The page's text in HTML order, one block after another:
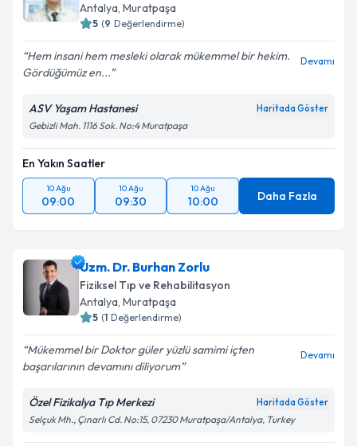
Antalya, Muratpaşa
5 (9 Değerlendirme)
Hem insani hem mesleki olarak mükemmel bir hekim.
Gördüğümüz en...
Devamı
ASV Yaşam Hastanesi Haritada Göster
Gebizli Mah. 1116 Sok. No:4 Muratpaşa
En Yakın Saatler
10 Ağu
09:00
10 Ağu
09:30
10 Ağu
10:00 Daha Fazla
Uzm. Dr. Burhan Zorlu
Fiziksel Tıp ve Rehabilitasyon
Antalya, Muratpaşa
5 (1 Değerlendirme)
Mükemmel bir Doktor güler yüzlü samimi içten
başarılarının devamını diliyorum
Devamı
Özel Fizikalya Tıp Merkezi Haritada Göster
Selçuk Mh., Çınarlı Cd. No:15, 07230 Muratpaşa/Antalya, Turkey